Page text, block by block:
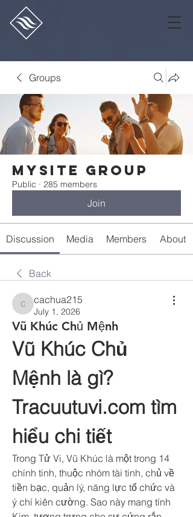
Groups
Mysite Group
Public · 285 members
Join
Discussion Media Members About
Back
cachua215
cachua215
July 1, 2026
Vũ Khúc Chủ Mệnh
Vũ Khúc Chủ
Mệnh là gì?
Tracuutuvi.com tìm
hiểu chi tiết
Trong Tử Vi, Vũ Khúc là một trong 14
chính tinh, thuộc nhóm tài tinh, chủ về
tiền bạc, quản lý, năng lực tổ chức và
ý chí kiên cường. Sao này mang tính